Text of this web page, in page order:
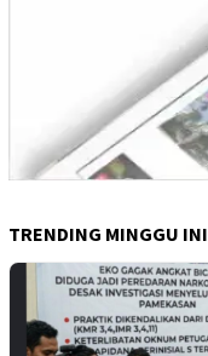
TRENDING MINGGU INI